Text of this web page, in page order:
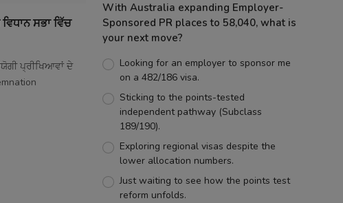
ਸਭਾ ਵਿੱਚ
ਪ੍ਰੀਖਿਆਵਾਂ ਦੇ
With Australia expanding Employer-
Sponsored PR places to 58,040, what is
your next move?
Looking for an employer to sponsor me
on a 482/186 visa.
Sticking to the points-tested
independent pathway (Subclass
189/190).
Exploring regional visas despite the
lower allocation numbers.
Just waiting to see how the points test
reform unfolds.